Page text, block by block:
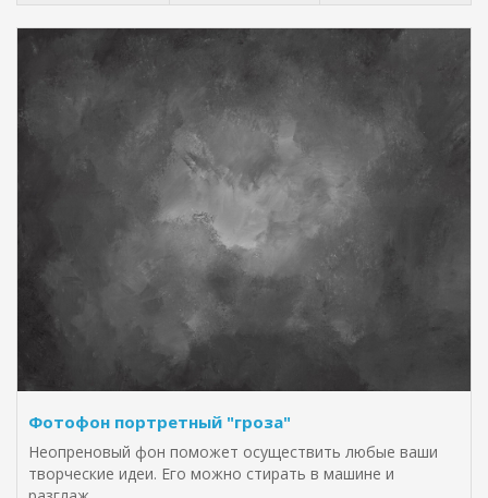
Фотофон портретный "гроза"
Неопреновый фон поможет осуществить любые ваши
творческие идеи. Его можно стирать в машине и